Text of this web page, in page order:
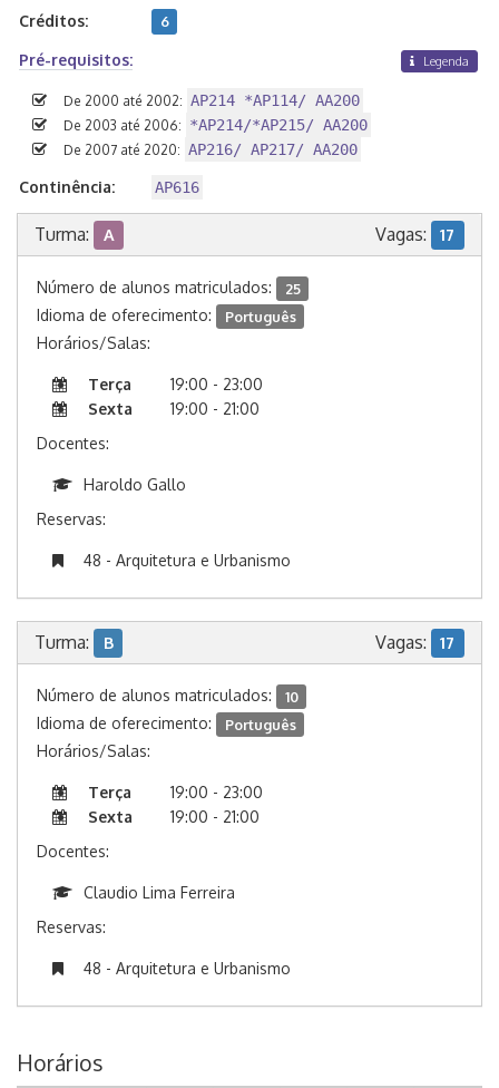
Créditos: 6
Pré-requisitos: Legenda
De 2000 até 2002: AP214 *AP114/ AA200
De 2003 até 2006: *AP214/*AP215/ AA200
De 2007 até 2020: AP216/ AP217/ AA200
Continência: AP616
Turma: A Vagas: 17
Número de alunos matriculados: 25
Idioma de oferecimento: Português
Horários/Salas:
Terça
19:00 - 23:00
Sexta
19:00 - 21:00
Docentes:
Haroldo Gallo
Reservas:
48 - Arquitetura e Urbanismo
Turma: B Vagas: 17
Número de alunos matriculados: 10
Idioma de oferecimento: Português
Horários/Salas:
Terça
19:00 - 23:00
Sexta
19:00 - 21:00
Docentes:
Claudio Lima Ferreira
Reservas:
48 - Arquitetura e Urbanismo
Horários